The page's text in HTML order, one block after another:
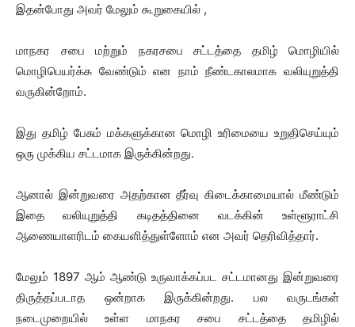
இதன்போது அவர் மேலும் கூறுகையில் ,
மாநகர சபை மற்றும் நகரசபை சட்டத்தை தமிழ் மொழியில்
மொழிபெயர்க்க வேண்டும் என நாம் நீண்டகாலமாக வலியுறுத்தி
வருகின்றோம்.
இது தமிழ் பேசும் மக்களுக்கான மொழி உரிமையை உறுதிசெய்யும்
ஒரு முக்கிய சட்டமாக இருக்கின்றது.
ஆனால் இன்றுவரை அதற்கான தீர்வு கிடைக்காமையால் மீண்டும்
இதை வலியுறுத்தி கடிதத்தினை வடக்கின் உள்ளூராட்சி
ஆணையாளரிடம் கையளித்துள்ளோம் என அவர் தெரிவித்தார்.
மேலும் 1897 ஆம் ஆண்டு உருவாக்கப்பட சட்டமானது இன்றுவரை
திருத்தப்படாத ஒன்றாக இருக்கின்றது. பல வருடங்கள்
நடைமுறையில் உள்ள மாநகர சபை சட்டத்தை தமிழில்